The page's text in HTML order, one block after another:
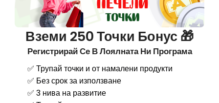
Вземи 250 Точки Бонус 🎁
Регистрирай Се В Лоялната Ни Програма
✅ Трупай точки и от намалени продукти
✅ Без срок за използване
✅ 3 нива на развитие